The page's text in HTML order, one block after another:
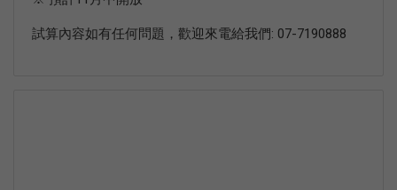
試算內容如有任何問題，歡迎來電給我們: 07-7190888